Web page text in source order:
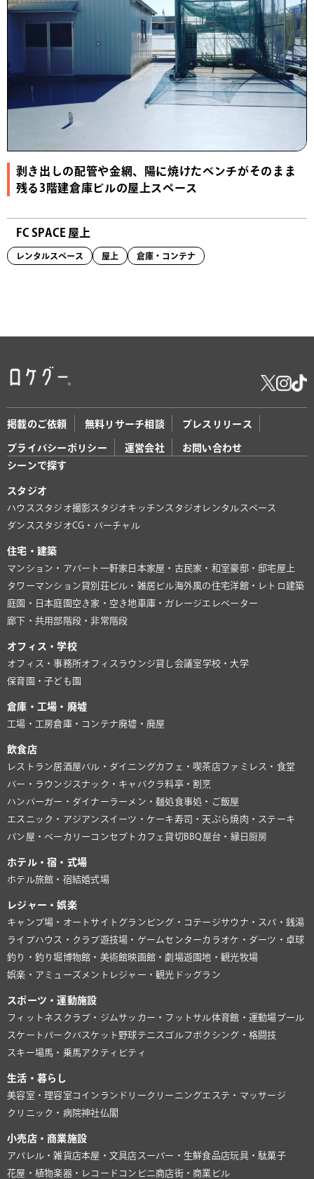
剥き出しの配管や金網、陽に焼けたベンチがそのまま
残る3階建倉庫ビルの屋上スペース
FC SPACE 屋上
レンタルスペース 屋上 倉庫・コンテナ
掲載のご依頼 無料リサーチ相談 プレスリリース
プライバシーポリシー 運営会社
お問い合わせ
シーンで探す
スタジオ
ハウススタジオ撮影スタジオキッチンスタジオ レンタルスペース
ダンススタジオCG・バーチャル
住宅・建築
マンション・アパート 一軒家 日本家屋・古民家・和室豪邸・邸宅屋上
タワーマンション貸別荘ビル・雑居ビル海外風の住宅洋館・レトロ建築
庭園・日本庭園 空き家・空き地 車庫・ガレージ エレベーター
廊下・共用部 階段・非常階段
オフィス・学校
オフィス・事務所オフィスラウンジ貸し会議室学校・大学
保育園・子ども園
倉庫・工場・廃墟
工場・工房倉庫・コンテナ廃墟・廃屋
飲食店
レストラン居酒屋バル・ダイニングカフェ・喫茶店ファミレス・食堂
バー・ラウンジ スナック・キャバクラ料亭・割烹
ハンバーガー・ダイナーラーメン・麺処食事処・ご飯屋
エスニック・アジアン スイーツ・ケーキ寿司・天ぷら焼肉・ステーキ
パン屋・ベーカリー コンセプトカフェ貸切BBQ 屋台・縁日 厨房
ホテル・宿・式場
ホテル旅館・宿結婚式場
レジャー・娯楽
キャンプ場・オートサイト グランピング・コテージサウナ・スパ・銭湯
ライブハウス・クラブ遊技場・ゲームセンターカラオケ・ダーツ・卓球
釣り・釣り堀博物館・美術館映画館・劇場遊園地・観光牧場
娯楽・アミューズメント レジャー・観光 ドッグラン
スポーツ・運動施設
フィットネスクラブ・ジム サッカー・フットサル体育館・運動場プール
スケートパーク バスケット 野球テニス ゴルフ ボクシング・格闘技
スキー場馬・乗馬アクティビティ
生活・暮らし
美容室・理容室 コインランドリー クリーニングエステ・マッサージ
クリニック・病院神社仏閣
小売店・商業施設
アパレル・雑貨店本屋・文具店 スーパー・生鮮食品店玩具・駄菓子
花屋・植物楽器・レコード コンビニ商店街・商業ビル